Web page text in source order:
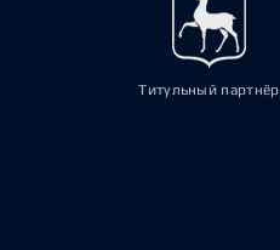
Титульный партнёр